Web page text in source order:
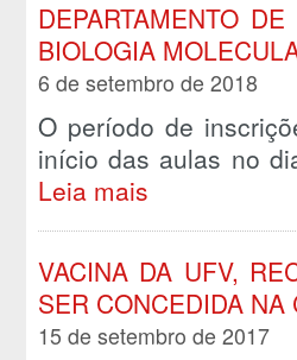
DEPARTAMENTO
BIOLOGIA
6 de setembro de 2018
O período de
início das aulas no
Leia mais
VACINA DA UFV,
SER CONCEDIDA NA
15 de setembro de 2017